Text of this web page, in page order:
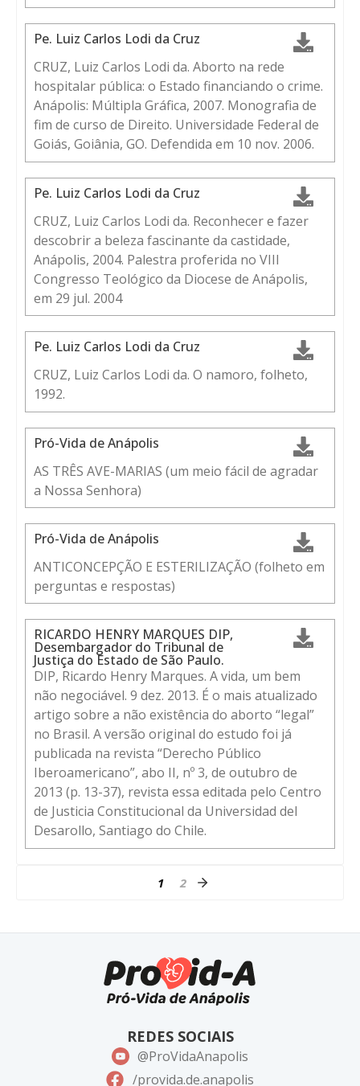
Pe. Luiz Carlos Lodi da Cruz
CRUZ, Luiz Carlos Lodi da. Aborto na rede
hospitalar pública: o Estado financiando o crime.
Anápolis: Múltipla Gráfica, 2007. Monografia de
fim de curso de Direito. Universidade Federal de
Goiás, Goiânia, GO. Defendida em 10 nov. 2006.
Pe. Luiz Carlos Lodi da Cruz
CRUZ, Luiz Carlos Lodi da. Reconhecer e fazer
descobrir a beleza fascinante da castidade,
Anápolis, 2004. Palestra proferida no VIII
Congresso Teológico da Diocese de Anápolis,
em 29 jul. 2004
Pe. Luiz Carlos Lodi da Cruz
CRUZ, Luiz Carlos Lodi da. O namoro, folheto,
1992.
Pró-Vida de Anápolis
AS TRÊS AVE-MARIAS (um meio fácil de agradar
a Nossa Senhora)
Pró-Vida de Anápolis
ANTICONCEPÇÃO E ESTERILIZAÇÃO (folheto em
perguntas e respostas)
RICARDO HENRY MARQUES DIP,
Desembargador do Tribunal de
Justiça do Estado de São Paulo.
DIP, Ricardo Henry Marques. A vida, um bem
não negociável. 9 dez. 2013. É o mais atualizado
artigo sobre a não existência do aborto “legal”
no Brasil. A versão original do estudo foi já
publicada na revista “Derecho Público
Iberoamericano”, abo II, nº 3, de outubro de
2013 (p. 13-37), revista essa editada pelo Centro
de Justicia Constitucional da Universidad del
Desarollo, Santiago do Chile.
1 2
REDES SOCIAIS
@ProVidaAnapolis
/provida.de.anapolis